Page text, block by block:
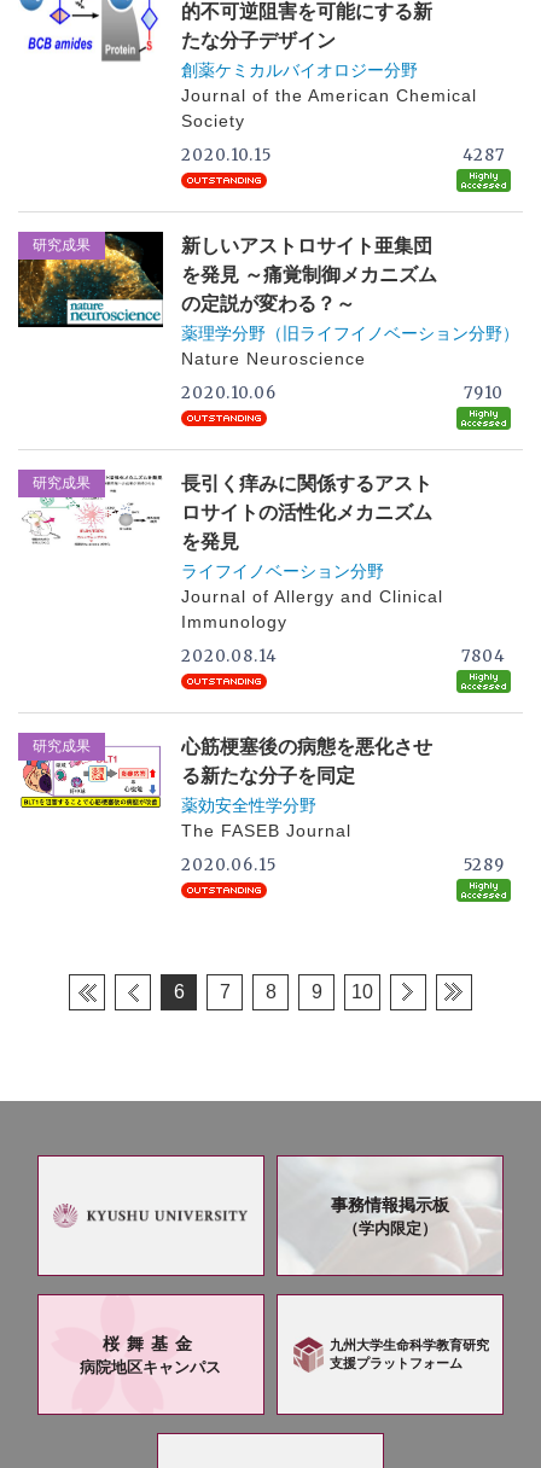
的不可逆阻害を可能にする新
たな分子デザイン
創薬ケミカルバイオロジー分野
Journal of the American Chemical
Society
2020.10.15 4287
研究成果
新しいアストロサイト亜集団
を発見 ～痛覚制御メカニズム
の定説が変わる？～
薬理学分野（旧ライフイノベーション分野）
Nature Neuroscience
2020.10.06 7910
研究成果
長引く痒みに関係するアスト
ロサイトの活性化メカニズム
を発見
ライフイノベーション分野
Journal of Allergy and Clinical
Immunology
2020.08.14 7804
研究成果
心筋梗塞後の病態を悪化させ
る新たな分子を同定
薬効安全性学分野
The FASEB Journal
2020.06.15 5289
6 7 8 9 10
事務情報掲示板
（学内限定）
桜舞基金
病院地区キャンパス
九州大学生命科学教育研究
支援プラットフォーム